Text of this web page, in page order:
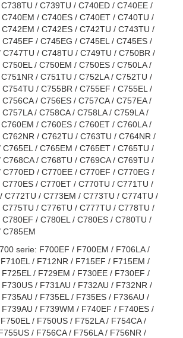
/ C739TU / C740ED / C740EE /
/ C740ES / C740ET / C740TU /
/ C742ES / C742TU / C743TU /
/ C745EG / C745EL / C745ES /
/ C748TU / C749TU / C750BR /
/ C750EM / C750ES / C750LA /
/ C751TU / C752LA / C752TU /
/ C755BR / C755EF / C755EL /
/ C756ES / C757CA / C757EA /
/ C758CA / C758LA / C759LA /
/ C760ES / C760ET / C760LA /
/ C762TU / C763TU / C764NR /
/ C765EM / C765ET / C765TU /
/ C768TU / C769CA / C769TU /
/ C770EE / C770EF / C770EG /
/ C770ET / C770TU / C771TU /
C772TU / C773EM / C773TU / C774TU /
/ C776TU / C777TU / C778TU /
/ C780EL / C780ES / C780TU /
C785EM
serie: F700EF / F700EM / F706LA /
/ F712NR / F715EF / F715EM /
/ F729EM / F730EE / F730EF /
/ F731AU / F732AU / F732NR /
/ F735EL / F735ES / F736AU /
/ F739WM / F740EF / F740ES /
/ F750US / F752LA / F754CA /
/ F756CA / F756LA / F756NR /